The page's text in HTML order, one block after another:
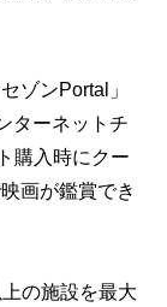
ゾンPortal」
ターネットチ
購入時にクー
画が鑑賞でき
の施設を最大